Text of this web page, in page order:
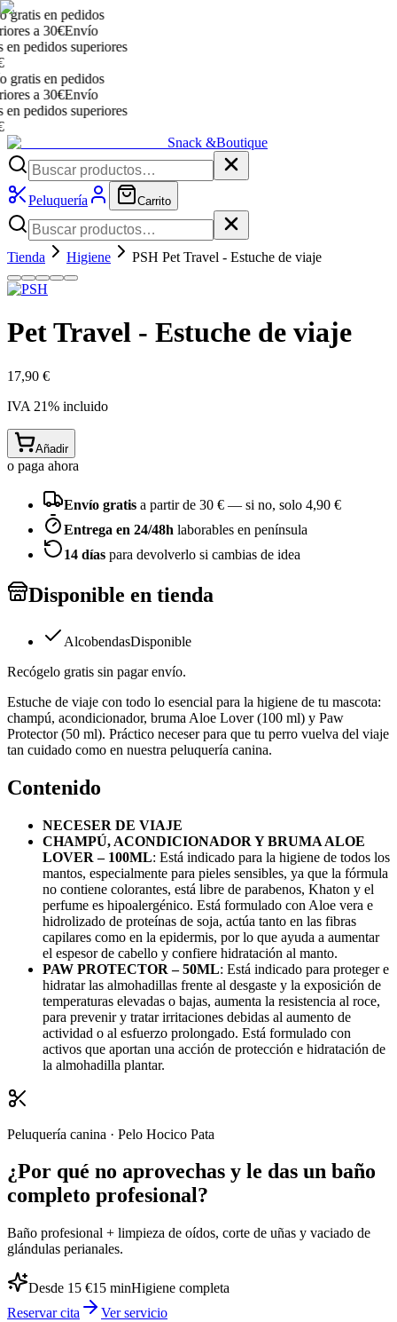
en pedidos
a 30€Envío
pedidos superiores
en pedidos
a 30€Envío
pedidos superiores
Snack &Boutique
Peluquería Carrito
Tienda Higiene PSH Pet Travel - Estuche de viaje
Pet Travel - Estuche de viaje
17,90 €
IVA 21% incluido
Añadir
o paga ahora
Envío gratis a partir de 30 € — si no, solo 4,90 €
Entrega en 24/48h laborables en península
14 días para devolverlo si cambias de idea
Disponible en tienda
AlcobendasDisponible
Recógelo gratis sin pagar envío.
Estuche de viaje con todo lo esencial para la higiene de tu mascota:
champú, acondicionador, bruma Aloe Lover (100 ml) y Paw
Protector (50 ml). Práctico neceser para que tu perro vuelva del viaje
tan cuidado como en nuestra peluquería canina.
Contenido
NECESER DE VIAJE
CHAMPÚ, ACONDICIONADOR Y BRUMA ALOE
LOVER – 100ML: Está indicado para la higiene de todos los
mantos, especialmente para pieles sensibles, ya que la fórmula
no contiene colorantes, está libre de parabenos, Khaton y el
perfume es hipoalergénico. Está formulado con Aloe vera e
hidrolizado de proteínas de soja, actúa tanto en las fibras
capilares como en la epidermis, por lo que ayuda a aumentar
el espesor de cabello y confiere hidratación al manto.
PAW PROTECTOR – 50ML: Está indicado para proteger e
hidratar las almohadillas frente al desgaste y la exposición de
temperaturas elevadas o bajas, aumenta la resistencia al roce,
para prevenir y tratar irritaciones debidas al aumento de
actividad o al esfuerzo prolongado. Está formulado con
activos que aportan una acción de protección e hidratación de
la almohadilla plantar.
Peluquería canina · Pelo Hocico Pata
¿Por qué no aprovechas y le das un baño
completo profesional?
Baño profesional + limpieza de oídos, corte de uñas y vaciado de
glándulas perianales.
Desde 15 €15 minHigiene completa
Reservar cita
Ver servicio